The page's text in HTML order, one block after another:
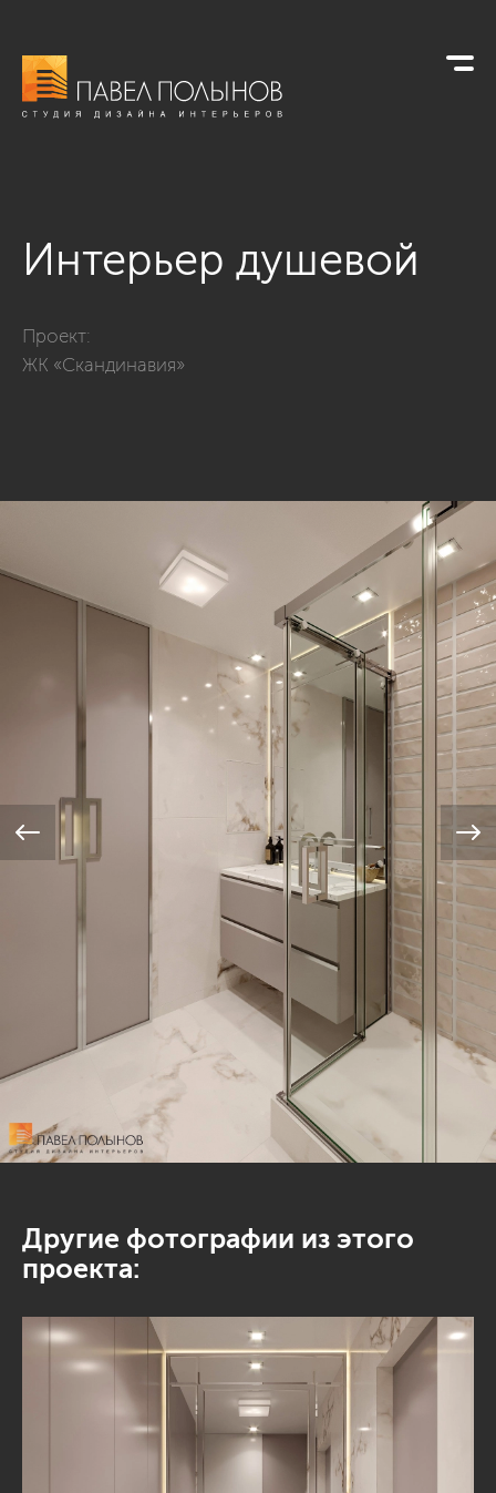
Интерьер душевой
Проект:
ЖК «Скандинавия»
Другие фотографии из этого
проекта: